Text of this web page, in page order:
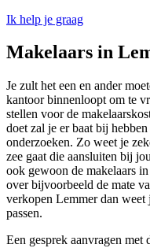
Ik help je graag
Makelaars in
Je zult het een en ander
kantoor binnenloopt om te
stellen voor de
doet zal je er baat bij
onderzoeken. Zo weet je
zee gaat die aansluiten bij
ook gewoon de makelaars
over bijvoorbeeld de mate
verkopen Lemmer dan weet
passen.
Een gesprek aanvragen met